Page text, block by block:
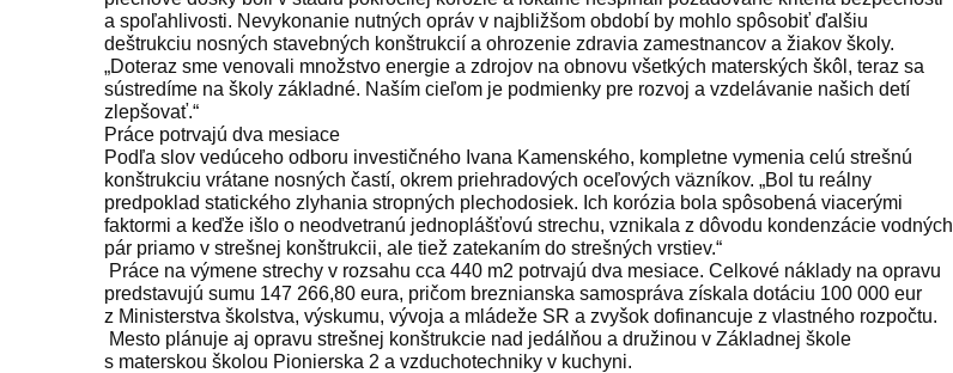
a spoľahlivosti. Nevykonanie nutných opráv v najbližšom období by mohlo spôsobiť ďalšiu
deštrukciu nosných stavebných konštrukcií a ohrozenie zdravia zamestnancov a žiakov školy.
„Doteraz sme venovali množstvo energie a zdrojov na obnovu všetkých materských škôl, teraz sa
sústredíme na školy základné. Naším cieľom je podmienky pre rozvoj a vzdelávanie našich detí
zlepšovať.“
Práce potrvajú dva mesiace
Podľa slov vedúceho odboru investičného Ivana Kamenského, kompletne vymenia celú strešnú
konštrukciu vrátane nosných častí, okrem priehradových oceľových väzníkov. „Bol tu reálny
predpoklad statického zlyhania stropných plechodosiek. Ich korózia bola spôsobená viacerými
faktormi a keďže išlo o neodvetranú jednoplášťovú strechu, vznikala z dôvodu kondenzácie vodných
pár priamo v strešnej konštrukcii, ale tiež zatekaním do strešných vrstiev.“
Práce na výmene strechy v rozsahu cca 440 m2 potrvajú dva mesiace. Celkové náklady na opravu
predstavujú sumu 147 266,80 eura, pričom breznianska samospráva získala dotáciu 100 000 eur
z Ministerstva školstva, výskumu, vývoja a mládeže SR a zvyšok dofinancuje z vlastného rozpočtu.
Mesto plánuje aj opravu strešnej konštrukcie nad jedálňou a družinou v Základnej škole
s materskou školou Pionierska 2 a vzduchotechniky v kuchyni.